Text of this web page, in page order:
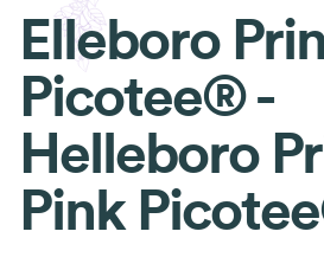
Elleboro
Picotee® -
Helleboro
Pink